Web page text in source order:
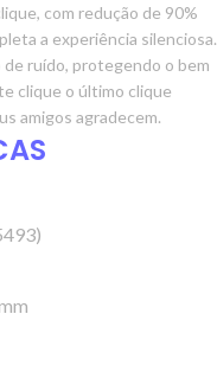
com redução de 90%
a experiência silenciosa.
ruído, protegendo o bem
clique o último clique
amigos agradecem.